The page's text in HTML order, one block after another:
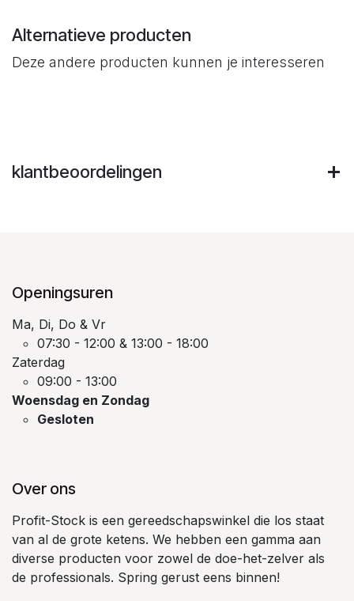
Alternatieve producten
Deze andere producten kunnen je interesseren
klantbeoordelingen
Openingsuren
Ma, Di, Do & Vr
07:30 - 12:00 & 13:00 - 18:00
Zaterdag
09:00 - 13:00
Woensdag en Zondag
Gesloten
Over ons
Profit-Stock is een gereedschapswinkel die los staat
van al de grote ketens. We hebben een gamma aan
diverse producten voor zowel de doe-het-zelver als
de professionals. Spring gerust eens binnen!